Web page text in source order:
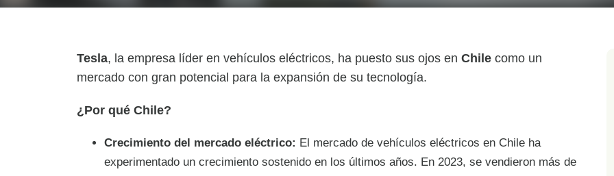
Tesla, la empresa líder en vehículos eléctricos, ha puesto sus ojos en Chile como un
mercado con gran potencial para la expansión de su tecnología.
¿Por qué Chile?
Crecimiento del mercado eléctrico: El mercado de vehículos eléctricos en Chile ha
experimentado un crecimiento sostenido en los últimos años. En 2023, se vendieron más de